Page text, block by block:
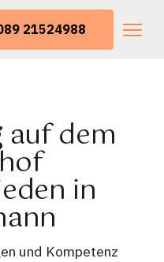
21524988
dem
in
und Kompetenz